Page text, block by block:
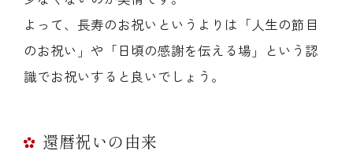
よって、長寿のお祝いというよりは「人生の節目
のお祝い」や「日頃の感謝を伝える場」という認
識でお祝いすると良いでしょう。
還暦祝いの由来